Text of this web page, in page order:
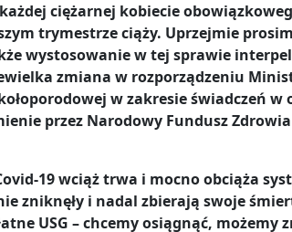
ciężarnej kobiecie
trymestrze ciąży. Uprzejmie
wystosowanie w tej sprawie
zmiana w rozporządzeniu
w zakresie świadczeń
przez Narodowy Fundusz
19 wciąż trwa i mocno obciąża
zniknęły i nadal zbierają swoje
USG – chcemy osiągnąć, możemy